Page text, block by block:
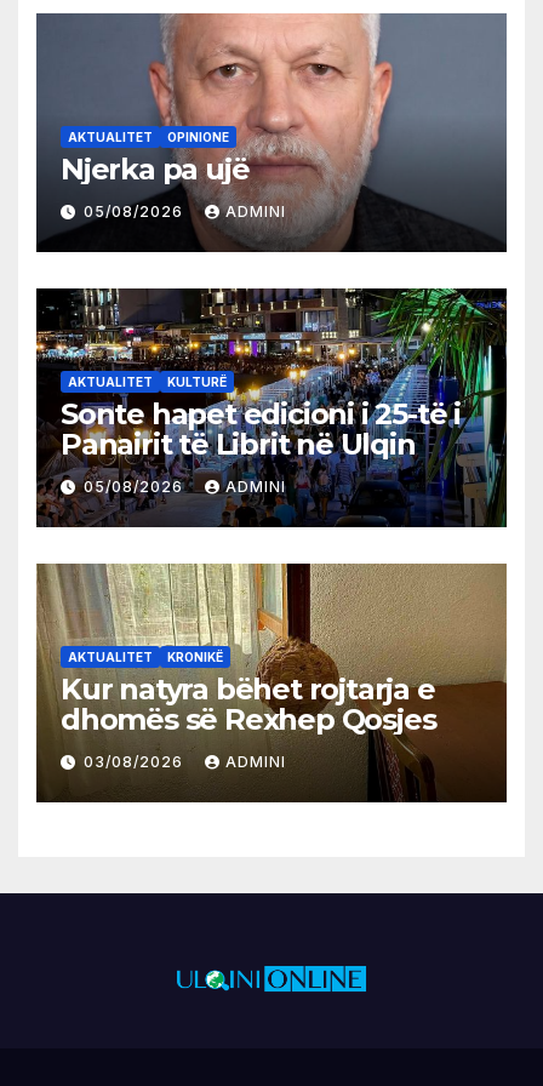
AKTUALITET OPINIONE
Njerka pa ujë
05/08/2026 ADMINI
AKTUALITET KULTURË
Sonte hapet edicioni i 25-të i
Panairit të Librit në Ulqin
05/08/2026 ADMINI
AKTUALITET KRONIKË
Kur natyra bëhet rojtarja e
dhomës së Rexhep Qosjes
03/08/2026 ADMINI